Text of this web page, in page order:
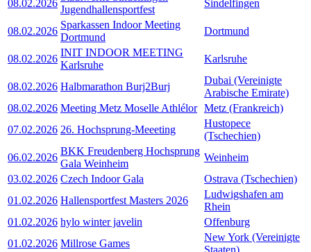
08.02.2026
Jugendhallensportfest
Sindelfingen
08.02.2026
Sparkassen Indoor Meeting
Dortmund
Dortmund
08.02.2026
INIT INDOOR MEETING
Karlsruhe
Karlsruhe
08.02.2026 Halbmarathon Burj2Burj
Dubai (Vereinigte
Arabische Emirate)
08.02.2026 Meeting Metz Moselle Athlélor Metz (Frankreich)
07.02.2026 26. Hochsprung-Meeeting
Hustopece
(Tschechien)
06.02.2026
BKK Freudenberg Hochsprung
Gala Weinheim
Weinheim
03.02.2026 Czech Indoor Gala
Ostrava (Tschechien)
01.02.2026 Hallensportfest Masters 2026
Ludwigshafen am
Rhein
01.02.2026 hylo winter javelin
Offenburg
01.02.2026 Millrose Games
New York (Vereinigte
Staaten)